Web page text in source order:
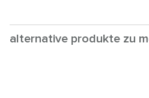
alternative produkte zu